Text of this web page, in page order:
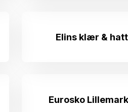
Elins klær &
Eurosko